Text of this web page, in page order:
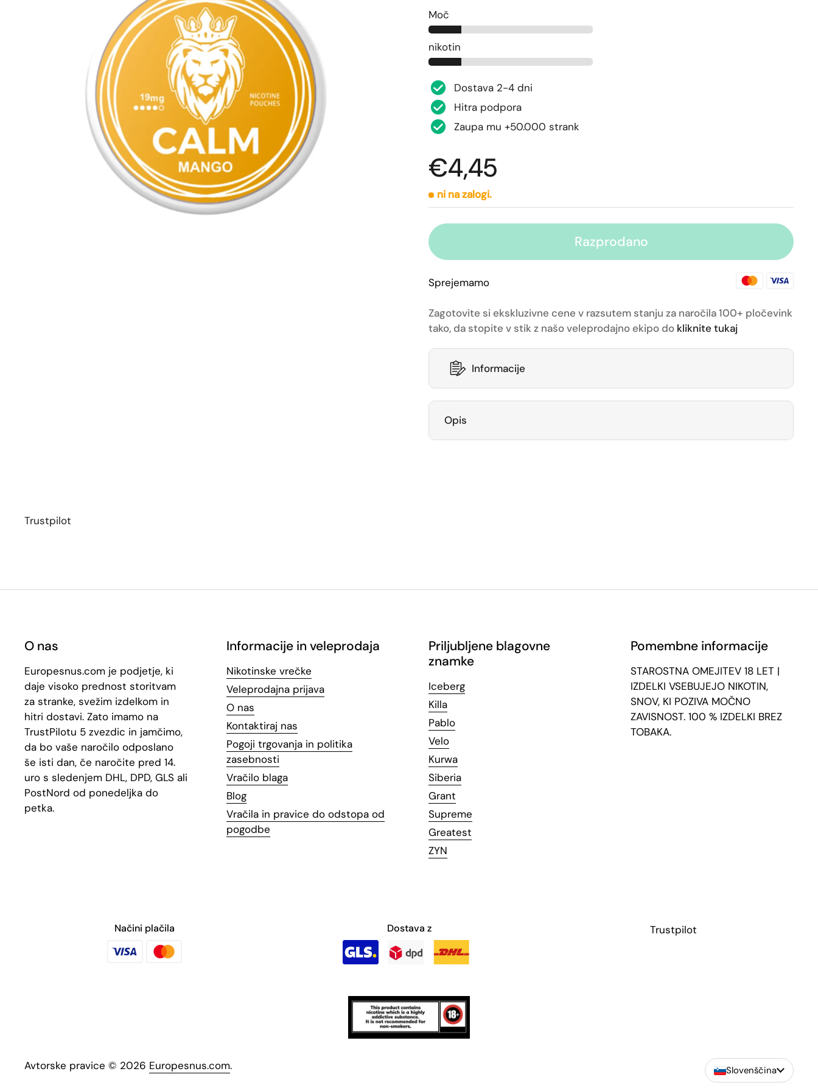
Moč
nikotin
Dostava 2-4 dni
Hitra podpora
Zaupa mu +50.000 strank
€4,45
ni na zalogi.
Razprodano
Sprejemamo
Zagotovite si ekskluzivne cene v razsutem stanju za naročila 100+ pločevink
tako, da stopite v stik z našo veleprodajno ekipo do kliknite tukaj
Informacije
Opis
Trustpilot
O nas
Europesnus.com je podjetje, ki
daje visoko prednost storitvam
za stranke, svežim izdelkom in
hitri dostavi. Zato imamo na
TrustPilotu 5 zvezdic in jamčimo,
da bo vaše naročilo odposlano
še isti dan, če naročite pred 14.
uro s sledenjem DHL, DPD, GLS ali
PostNord od ponedeljka do
petka.
Informacije in veleprodaja
Nikotinske vrečke
Veleprodajna prijava
O nas
Kontaktiraj nas
Pogoji trgovanja in politika
zasebnosti
Vračilo blaga
Blog
Vračila in pravice do odstopa od
pogodbe
Priljubljene blagovne
znamke
Iceberg
Killa
Pablo
Velo
Kurwa
Siberia
Grant
Supreme
Greatest
ZYN
Pomembne informacije
STAROSTNA OMEJITEV 18 LET |
IZDELKI VSEBUJEJO NIKOTIN,
SNOV, KI POZIVA MOČNO
ZAVISNOST. 100 % IZDELKI BREZ
TOBAKA.
Načini plačila Dostava z Trustpilot
Avtorske pravice © 2026 Europesnus.com. Slovenščina